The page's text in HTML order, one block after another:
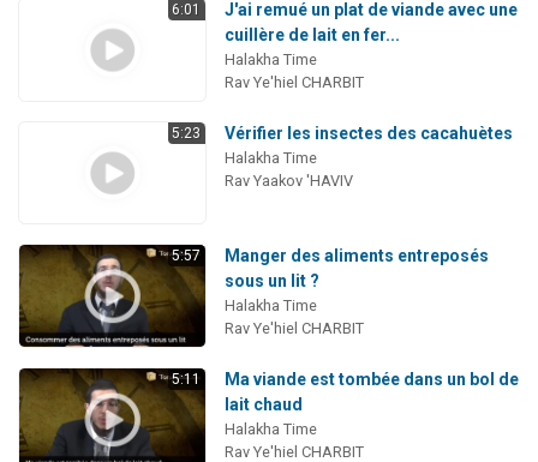
6:01
J'ai remué un plat de viande avec une
cuillère de lait en fer...
Halakha Time
Rav Ye'hiel CHARBIT
5:23 Vérifier les insectes des cacahuètes
Halakha Time
Rav Yaakov 'HAVIV
5:57
Manger des aliments entreposés
sous un lit ?
Halakha Time
Rav Ye'hiel CHARBIT
5:11
Ma viande est tombée dans un bol de
lait chaud
Halakha Time
Rav Ye'hiel CHARBIT